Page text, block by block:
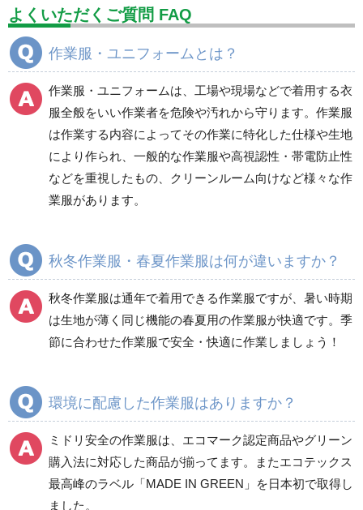
設備用品・作業補助用品 工事作業用品
分煙対策機器
電気保守用品 ワイパー クリーンルーム対策用品
防災グッズ（防災セット） 救急医療品
健康管理器具 季節商品 ウイルス対策用品
商品カテゴリ一覧
秋冬長袖
食品産業用長袖
食品産業用半袖
秋冬長袖
ワークパンツ
春夏ワークパンツ作業
ズボン
カーゴパンツ
春夏カーゴパンツ作業
ズボン
よくいただくご質問 FAQ
作業服・ユニフォームとは？
作業服・ユニフォームは、工場や現場などで着用する衣
服全般をいい作業者を危険や汚れから守ります。作業服
は作業する内容によってその作業に特化した仕様や生地
により作られ、一般的な作業服や高視認性・帯電防止性
などを重視したもの、クリーンルーム向けなど様々な作
業服があります。
秋冬作業服・春夏作業服は何が違いますか？
秋冬作業服は通年で着用できる作業服ですが、暑い時期
は生地が薄く同じ機能の春夏用の作業服が快適です。季
節に合わせた作業服で安全・快適に作業しましょう！
環境に配慮した作業服はありますか？
ミドリ安全の作業服は、エコマーク認定商品やグリーン
購入法に対応した商品が揃ってます。またエコテックス
最高峰のラベル「MADE IN GREEN」を日本初で取得し
ました。